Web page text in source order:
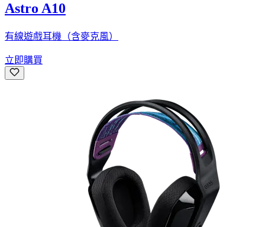
Astro A10
有線遊戲耳機（含麥克風）
立即購買